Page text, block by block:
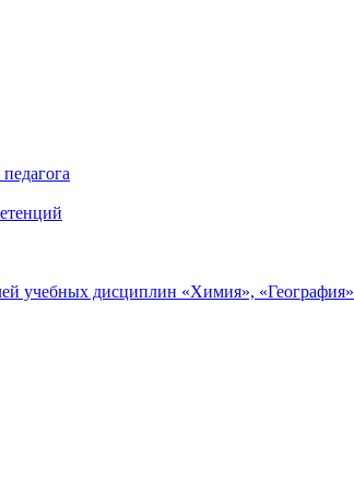
учебных дисциплин «Химия», «География»